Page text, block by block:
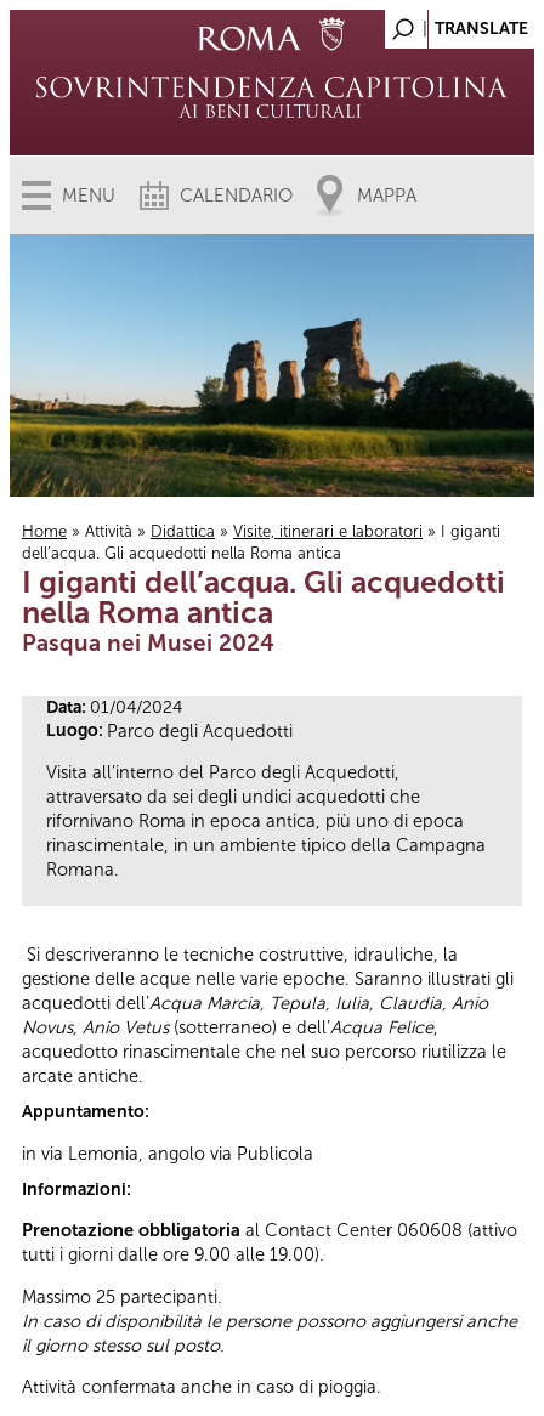
MENU CALENDARIO MAPPA
Tu sei qui
Home » Attività » Didattica » Visite, itinerari e laboratori » I giganti
dell’acqua. Gli acquedotti nella Roma antica
I giganti dell’acqua. Gli acquedotti
nella Roma antica
Pasqua nei Musei 2024
Data: 01/04/2024
Luogo: Parco degli Acquedotti
Visita all’interno del Parco degli Acquedotti,
attraversato da sei degli undici acquedotti che
rifornivano Roma in epoca antica, più uno di epoca
rinascimentale, in un ambiente tipico della Campagna
Romana.
Si descriveranno le tecniche costruttive, idrauliche, la
gestione delle acque nelle varie epoche. Saranno illustrati gli
acquedotti dell’Acqua Marcia, Tepula, Iulia, Claudia, Anio
Novus, Anio Vetus (sotterraneo) e dell’Acqua Felice,
acquedotto rinascimentale che nel suo percorso riutilizza le
arcate antiche.
Appuntamento:
in via Lemonia, angolo via Publicola
Informazioni:
Prenotazione obbligatoria al Contact Center 060608 (attivo
tutti i giorni dalle ore 9.00 alle 19.00).
Massimo 25 partecipanti.
In caso di disponibilità le persone possono aggiungersi anche
il giorno stesso sul posto.
Attività confermata anche in caso di pioggia.